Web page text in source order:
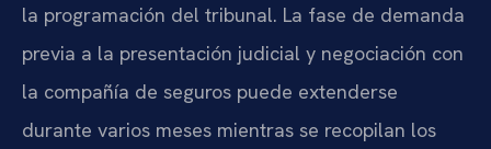
la programación del tribunal. La fase de demanda
previa a la presentación judicial y negociación con
la compañía de seguros puede extenderse
durante varios meses mientras se recopilan los